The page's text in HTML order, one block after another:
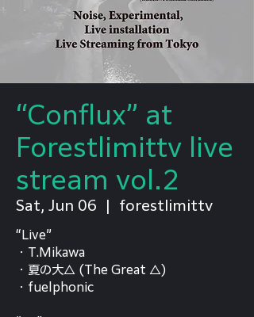
“Conflux” at
Forestlimittv live
stream vol.2
Sat, Jun 06 forestlimittv
“Live”
・T.Mikawa
・夏の大△ (The Great △)
・fuelphonic